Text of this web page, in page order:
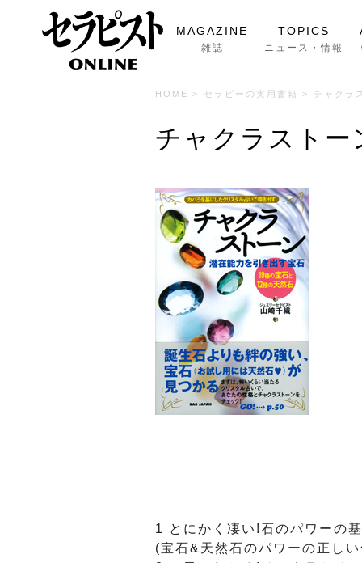
MAGAZINE
雑誌
TOPICS
ニュース・情報
HOME > セラピーの実用書籍 > チャクラ
チャクラストー
1 とにかく凄い!石のパワーの
(宝石&天然石のパワーの正し